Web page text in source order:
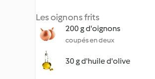
Les oignons frits
200 g d'oignons
coupés en deux
30 g d'huile d'olive